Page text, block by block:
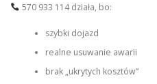
570 933 114 działa, bo:
szybki dojazd
realne usuwanie awarii
brak „ukrytych kosztów”